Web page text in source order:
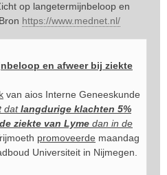
op langetermijnbeloop en
https://www.mednet.nl/
en afweer bij ziekte
van aios Interne Geneeskunde
datlangdurige klachten 5%
ziekte van Lyme dan in de
promoveerde maandag
Universiteit in Nijmegen.